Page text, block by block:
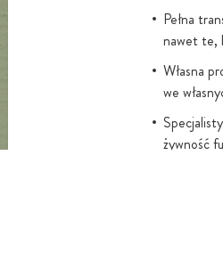
Pełna
nawet te,
Własna
we
żywność